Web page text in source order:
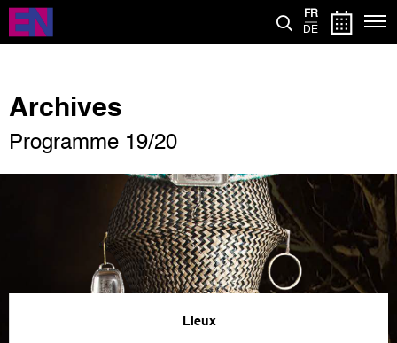
Aller
contenu
FR
DE
Archives
Programme 19/20
Lieux